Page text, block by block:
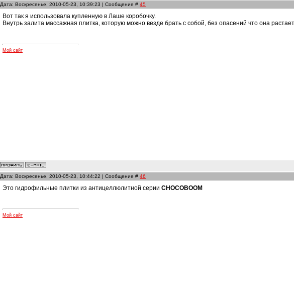
Дата: Воскресенье, 2010-05-23, 10:39:23 | Сообщение # 45
Вот так я использовала купленную в Лаше коробочку.
Внутрь залита массажная плитка, которую можно везде брать с собой, без опасений что она растает
Мой сайт
Дата: Воскресенье, 2010-05-23, 10:44:22 | Сообщение # 46
Это гидрофильные плитки из антицеллюлитной серии CHOCOBOOM
Мой сайт